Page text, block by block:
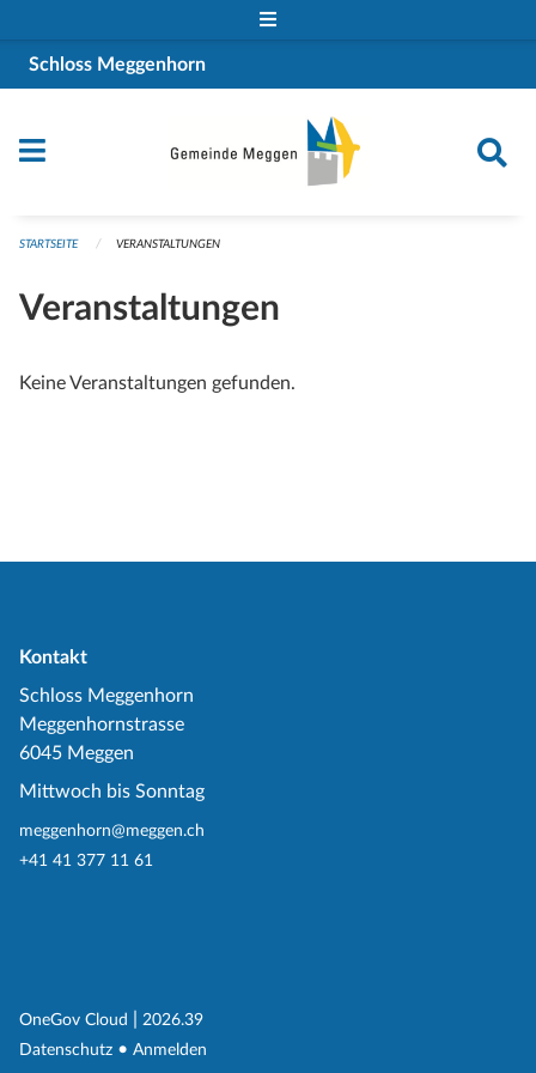
Schloss Meggenhorn
STARTSEITE VERANSTALTUNGEN
Veranstaltungen
Keine Veranstaltungen gefunden.
Kontakt
Schloss Meggenhorn
Meggenhornstrasse
6045 Meggen
Mittwoch bis Sonntag
meggenhorn@meggen.ch
+41 41 377 11 61
OneGov Cloud (External Link)
2026.39
Datenschutz (External Link)
Anmelden